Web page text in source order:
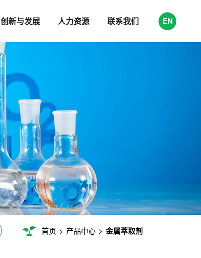
创新与发展 人力资源 联系我们 EN
首页 > 产品中心 > 金属萃取剂